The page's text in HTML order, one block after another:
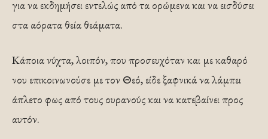
για να εκδημήσει εντελώς από τα ορώμενα και να εισδύσει
στα αόρατα θεία θεάματα.
Κάποια νύχτα, λοιπόν, που προσευχόταν και με καθαρό
νου επικοινωνούσε με τον Θεό, είδε ξαφνικά να λάμπει
άπλετο φως από τους ουρανούς και να κατεβαίνει προς
αυτόν.